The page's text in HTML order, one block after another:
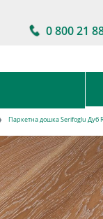
0 800 21
Паркетна дошка Serifoglu Дуб